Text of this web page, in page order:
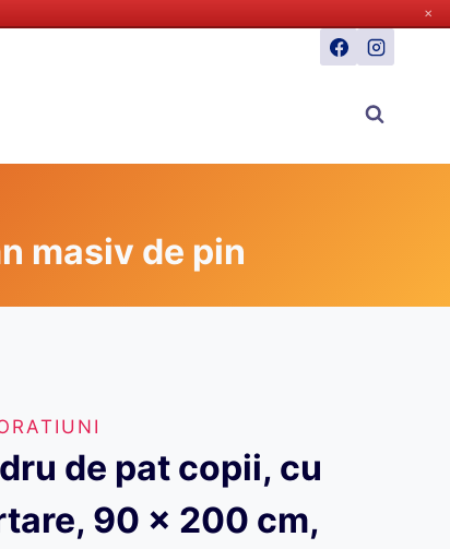
✕
masiv de pin
de pat copii, cu
90 x 200 cm,